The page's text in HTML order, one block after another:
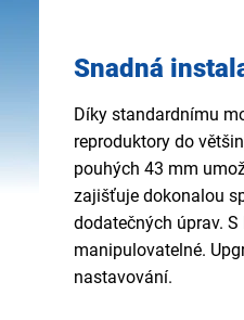
Snadná
Díky standardnímu
reproduktory do
pouhých 43 mm
zajišťuje dokonalou
dodatečných úprav.
manipulovatelné.
nastavování.